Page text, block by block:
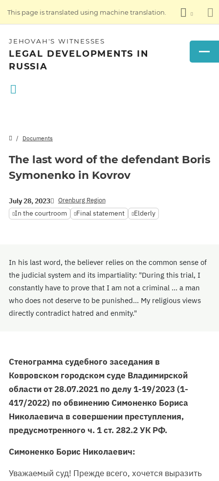
This page is translated using machine translation.
JEHOVAH'S WITNESSES
LEGAL DEVELOPMENTS IN
RUSSIA
Documents
The last word of the defendant Boris
Symonenko in Kovrov
July 28, 2023 Orenburg Region
In the courtroom Final statement Elderly
In his last word, the believer relies on the common sense of
the judicial system and its impartiality: "During this trial, I
constantly have to prove that I am not a criminal ... a man
who does not deserve to be punished... My religious views
directly contradict hatred and enmity."
Стенограмма судебного заседания в
Ковровском городском суде Владимирской
области от 28.07.2021 по делу 1-19/2023 (1-
417/2022) по обвинению Симоненко Бориса
Николаевича в совершении преступления,
предусмотренного ч. 1 ст. 282.2 УК РФ.
Симоненко Борис Николаевич:
Уважаемый суд! Прежде всего, хочется выразить